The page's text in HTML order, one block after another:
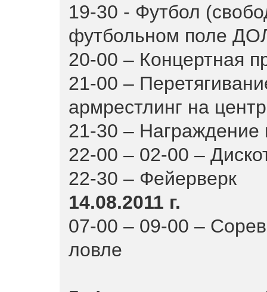
19-30 - Футбол
футбольном поле
20-00 – Концертная
21-00 –
армрестлинг на
21-30 – Награждение
22-00 – 02-00 –
22-30 – Фейерверк
14.08.2011 г.
07-00 – 09-00 –
ловле